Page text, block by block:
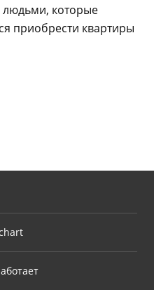
которые
приобрести квартиры